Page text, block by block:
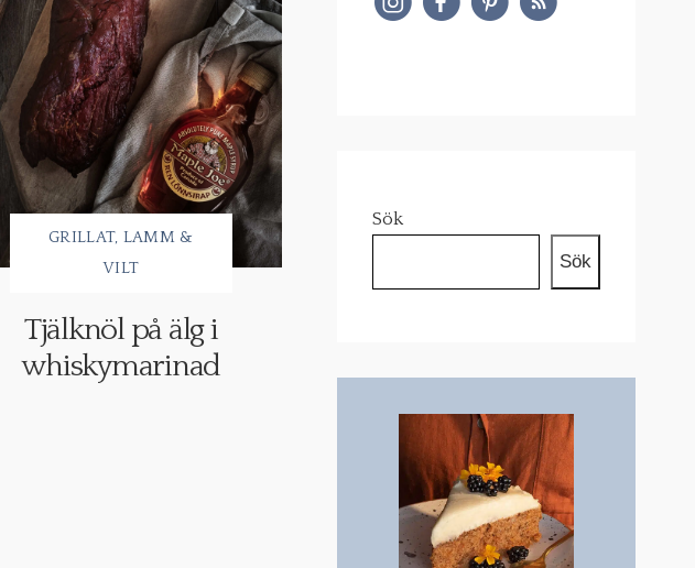
GRILLAT LAMM &
VILT
Tjälknöl på älg i
whiskymarinad
Sök
Sök